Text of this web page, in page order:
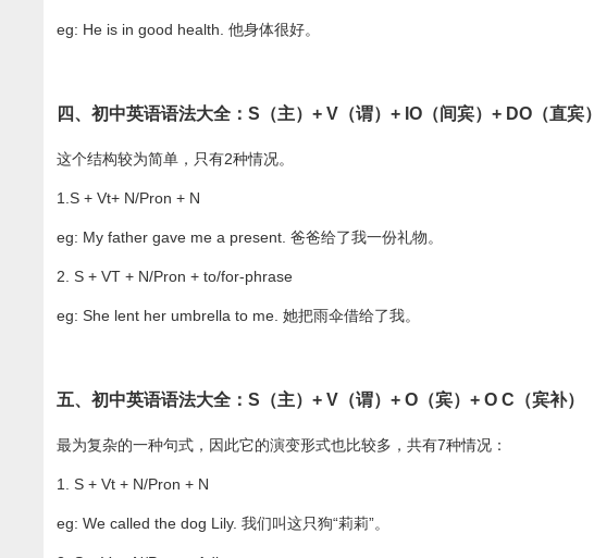
eg: He is in good health. 他身体很好。
四、初中英语语法大全：S（主）+ V（谓）+ IO（间宾）+ DO（直宾）
这个结构较为简单，只有2种情况。
1.S + Vt+ N/Pron + N
eg: My father gave me a present. 爸爸给了我一份礼物。
2. S + VT + N/Pron + to/for-phrase
eg: She lent her umbrella to me. 她把雨伞借给了我。
五、初中英语语法大全：S（主）+ V（谓）+ O（宾）+ O C（宾补）
最为复杂的一种句式，因此它的演变形式也比较多，共有7种情况：
1. S + Vt + N/Pron + N
eg: We called the dog Lily. 我们叫这只狗“莉莉”。